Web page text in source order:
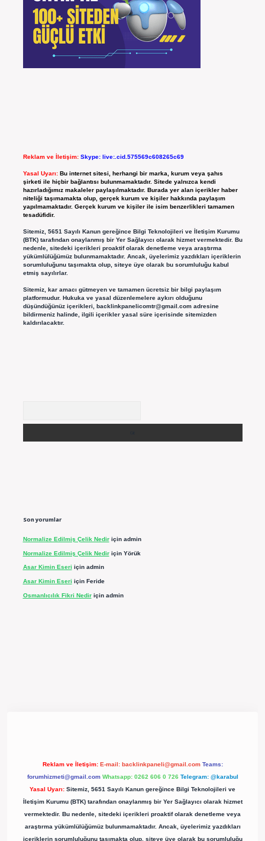
Reklam ve İletişim: Skype: live:.cid.575569c608265c69
Yasal Uyarı: Bu internet sitesi, herhangi bir marka, kurum veya şahıs
şirketi ile hiçbir bağlantısı bulunmamaktadır. Sitede yalnızca kendi
hazırladığımız makaleler paylaşılmaktadır. Burada yer alan içerikler haber
niteliği taşımamakta olup, gerçek kurum ve kişiler hakkında paylaşım
yapılmamaktadır. Gerçek kurum ve kişiler ile isim benzerlikleri tamamen
tesadüfidir.
Sitemiz, 5651 Sayılı Kanun gereğince Bilgi Teknolojileri ve İletişim Kurumu
(BTK) tarafından onaylanmış bir Yer Sağlayıcı olarak hizmet vermektedir. Bu
nedenle, sitedeki içerikleri proaktif olarak denetleme veya araştırma
yükümlülüğümüz bulunmamaktadır. Ancak, üyelerimiz yazdıkları içeriklerin
sorumluluğunu taşımakta olup, siteye üye olarak bu sorumluluğu kabul
etmiş sayılırlar.
Sitemiz, kar amacı gütmeyen ve tamamen ücretsiz bir bilgi paylaşım
platformudur. Hukuka ve yasal düzenlemelere aykırı olduğunu
düşündüğünüz içerikleri, backlinkpanelicomtr@gmail.comadresine
bildirmeniz halinde, ilgili içerikler yasal süre içerisinde sitemizden
kaldırılacaktır.
Son yorumlar
Normalize Edilmiş Çelik Nediriçin admin
Normalize Edilmiş Çelik Nediriçin Yörük
Asar Kimin Eseri için admin
Asar Kimin Eseri için Feride
Osmanlıcılık Fikri Nediriçin admin
Reklam ve İletişim: E-mail: backlinkpaneli@gmail.com Teams:
forumhizmeti@gmail.com Whatsapp: 0262 606 0 726 Telegram: @karabul
Yasal Uyarı: Sitemiz, 5651 Sayılı Kanun gereğince Bilgi Teknolojileri ve
İletişim Kurumu (BTK) tarafından onaylanmış bir Yer Sağlayıcı olarak hizmet
vermektedir. Bu nedenle, sitedeki içerikleri proaktif olarak denetleme veya
araştırma yükümlülüğümüz bulunmamaktadır. Ancak, üyelerimiz yazdıkları
içeriklerin sorumluluğunu taşımakta olup, siteye üye olarak bu sorumluluğu